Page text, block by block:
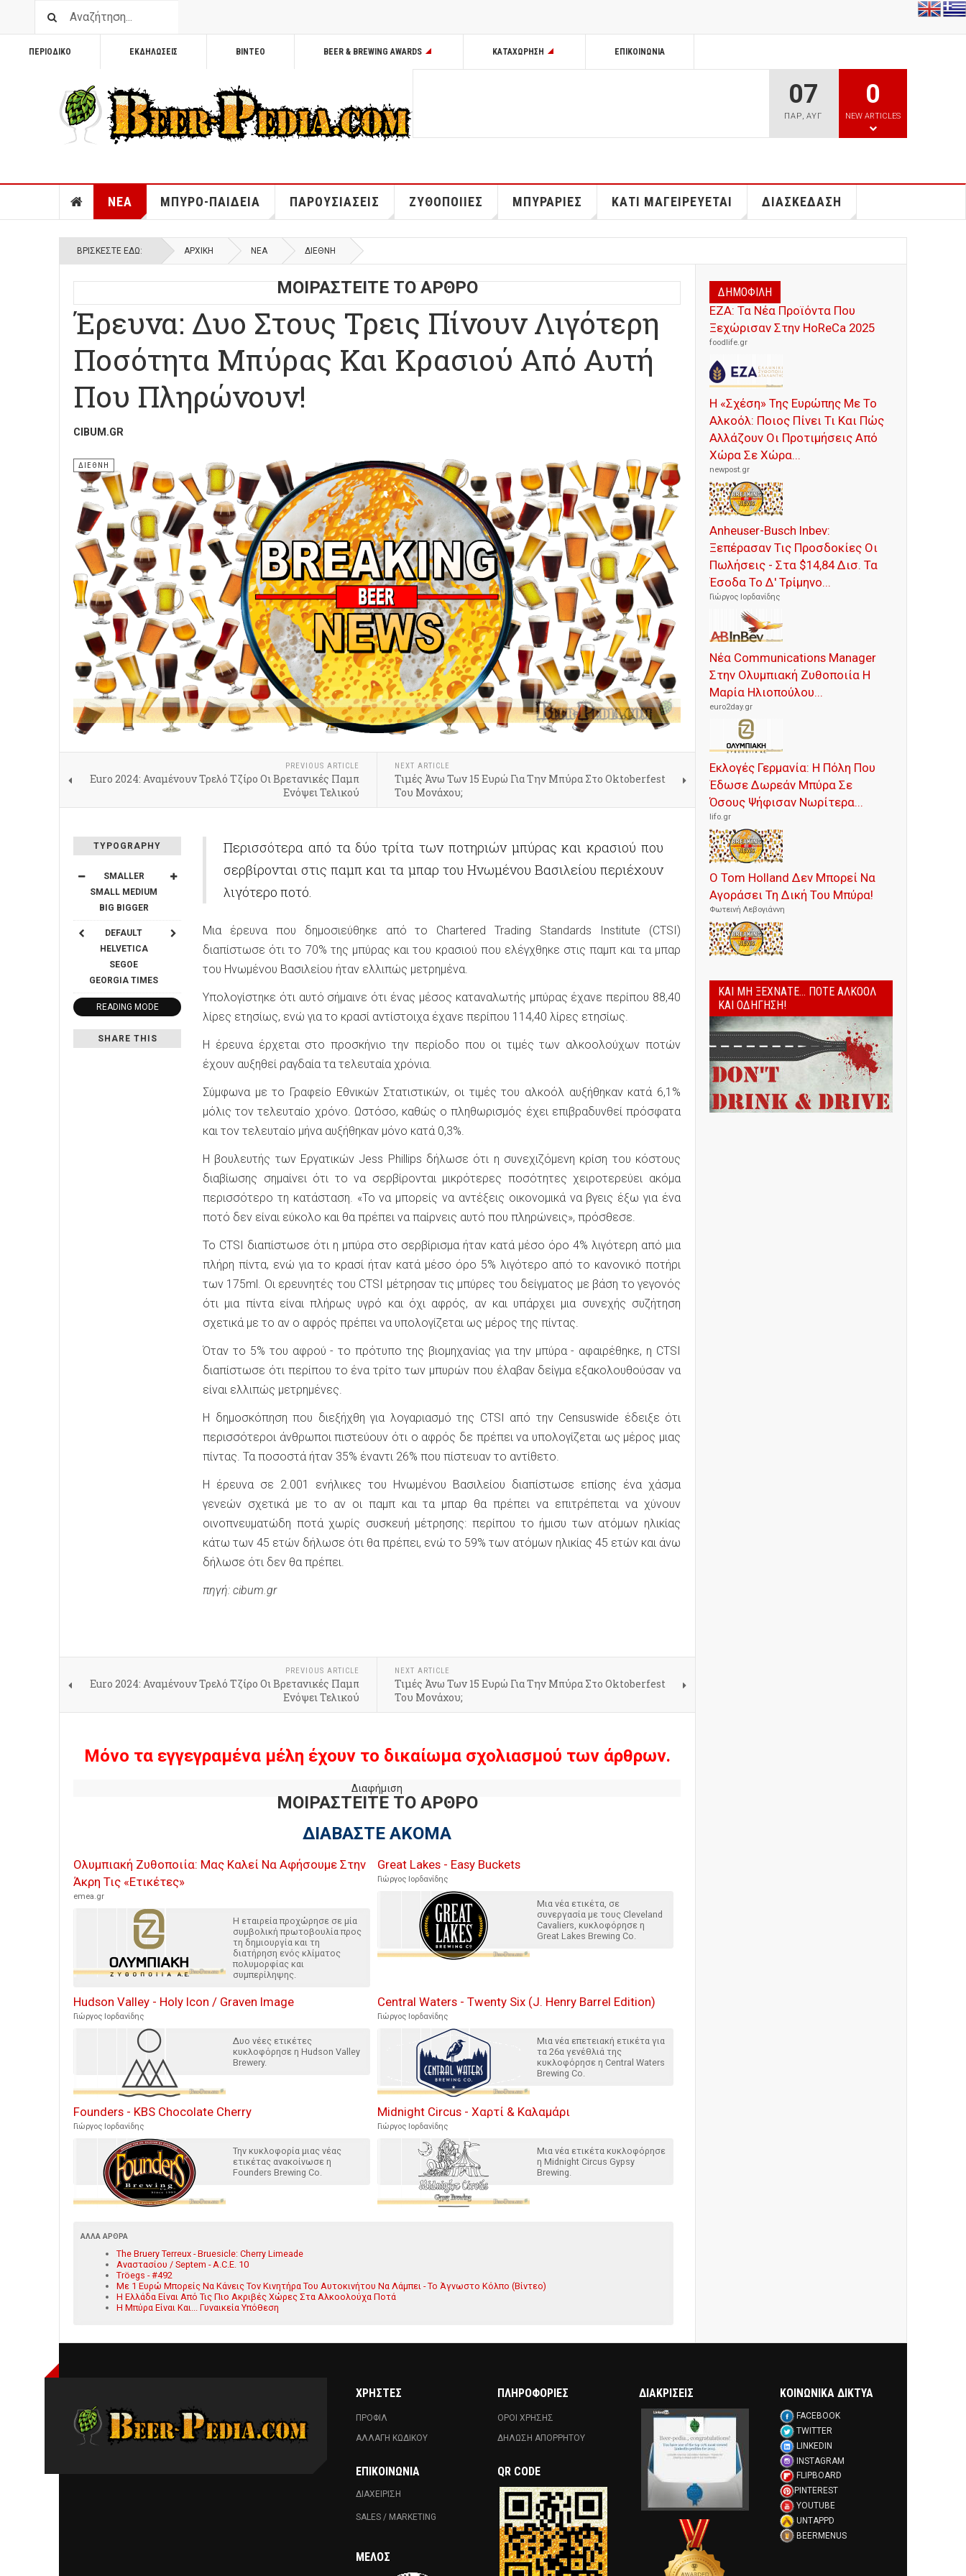
ΠΕΡΙΟΔΙΚΟ ΕΚΔΗΛΩΣΕΙΣ ΒΙΝΤΕΟ BEER & BREWING AWARDS ΚΑΤΑΧΩΡΗΣΗ ΕΠΙΚΟΙΝΩΝΊΑ
07
ΠΑΡ,ΑΥΓ
0
NEW ARTICLES
ΝΕΑ ΜΠΥΡΟ-ΠΑΙΔΕΙΑ ΠΑΡΟΥΣΙΑΣΕΙΣ ΖΥΘΟΠΟΙΙΕΣ ΜΠΥΡΑΡΙΕΣ ΚΑΤΙ ΜΑΓΕΙΡΕΥΕΤΑΙ ΔΙΑΣΚΕΔΑΣΗ
ΒΡΊΣΚΕΣΤΕ ΕΔΏ: ΑΡΧΙΚΉ ΝΕΑ ΔΙΕΘΝΗ
ΜΟΙΡΑΣΤΕΙΤΕ ΤΟ ΑΡΘΡΟ
Έρευνα: Δυο Στους Τρεις Πίνουν Λιγότερη
Ποσότητα Μπύρας Και Κρασιού Από Αυτή
Που Πληρώνουν!
CIBUM.GR
ΔΙΕΘΝΗ
PREVIOUS ARTICLE
Euro 2024: Αναμένουν Τρελό Τζίρο Οι Βρετανικές Παμπ
Ενόψει Τελικού
NEXT ARTICLE
Τιμές Άνω Των 15 Ευρώ Για Την Μπύρα Στο Oktoberfest
Του Μονάχου;
TYPOGRAPHY
SMALLER
SMALL MEDIUM
BIG BIGGER
DEFAULT
HELVETICA
SEGOE
GEORGIA TIMES
READING MODE
SHARE THIS
Περισσότερα από τα δύο τρίτα των ποτηριών μπύρας και κρασιού που
σερβίρονται στις παμπ και τα μπαρ του Ηνωμένου Βασιλείου περιέχουν
λιγότερο ποτό.
Μια έρευνα που δημοσιεύθηκε από το Chartered Trading Standards Institute (CTSI)
διαπίστωσε ότι το 70% της μπύρας και του κρασιού που ελέγχθηκε στις παμπ και τα μπαρ
του Ηνωμένου Βασιλείου ήταν ελλιπώς μετρημένα.
Υπολογίστηκε ότι αυτό σήμαινε ότι ένας μέσος καταναλωτής μπύρας έχανε περίπου 88,40
λίρες ετησίως, ενώ για το κρασί αντίστοιχα έχανε περίπου 114,40 λίρες ετησίως.
Η έρευνα έρχεται στο προσκήνιο την περίοδο που οι τιμές των αλκοολούχων ποτών
έχουν αυξηθεί ραγδαία τα τελευταία χρόνια.
Σύμφωνα με το Γραφείο Εθνικών Στατιστικών, οι τιμές του αλκοόλ αυξήθηκαν κατά 6,1%
μόλις τον τελευταίο χρόνο. Ωστόσο, καθώς ο πληθωρισμός έχει επιβραδυνθεί πρόσφατα
και τον τελευταίο μήνα αυξήθηκαν μόνο κατά 0,3%.
Η βουλευτής των Εργατικών Jess Phillips δήλωσε ότι η συνεχιζόμενη κρίση του κόστους
διαβίωσης σημαίνει ότι το να σερβίρονται μικρότερες ποσότητες χειροτερεύει ακόμα
περισσότερο τη κατάσταση. «Το να μπορείς να αντέξεις οικονομικά να βγεις έξω για ένα
ποτό δεν είναι εύκολο και θα πρέπει να παίρνεις αυτό που πληρώνεις», πρόσθεσε.
Το CTSI διαπίστωσε ότι η μπύρα στο σερβίρισμα ήταν κατά μέσο όρο 4% λιγότερη από μια
πλήρη πίντα, ενώ για το κρασί ήταν κατά μέσο όρο 5% λιγότερο από το κανονικό ποτήρι
των 175ml. Οι ερευνητές του CTSI μέτρησαν τις μπύρες του δείγματος με βάση το γεγονός
ότι μια πίντα είναι πλήρως υγρό και όχι αφρός, αν και υπάρχει μια συνεχής συζήτηση
σχετικά με το αν ο αφρός πρέπει να υπολογίζεται ως μέρος της πίντας.
Όταν το 5% του αφρού - το πρότυπο της βιομηχανίας για την μπύρα - αφαιρέθηκε, η CTSI
διαπίστωσε ότι περίπου το ένα τρίτο των μπυρών που έλαβαν δείγμα εξακολουθούσαν να
είναι ελλιπώς μετρημένες.
Η δημοσκόπηση που διεξήχθη για λογαριασμό της CTSI από την Censuswide έδειξε ότι
περισσότεροι άνθρωποι πιστεύουν ότι ο αφρός δε πρέπει να υπολογίζεται ως μέρος μιας
πίντας. Τα ποσοστά ήταν 35% έναντι 26% που πίστευαν το αντίθετο.
Η έρευνα σε 2.001 ενήλικες του Ηνωμένου Βασιλείου διαπίστωσε επίσης ένα χάσμα
γενεών σχετικά με το αν οι παμπ και τα μπαρ θα πρέπει να επιτρέπεται να χύνουν
οινοπνευματώδη ποτά χωρίς συσκευή μέτρησης: περίπου το ήμισυ των ατόμων ηλικίας
κάτω των 45 ετών δήλωσε ότι θα πρέπει, ενώ το 59% των ατόμων ηλικίας 45 ετών και άνω
δήλωσε ότι δεν θα πρέπει.
πηγή: cibum.gr
PREVIOUS ARTICLE
Euro 2024: Αναμένουν Τρελό Τζίρο Οι Βρετανικές Παμπ
Ενόψει Τελικού
NEXT ARTICLE
Τιμές Άνω Των 15 Ευρώ Για Την Μπύρα Στο Oktoberfest
Του Μονάχου;
Μόνο τα εγγεγραμένα μέλη έχουν το δικαίωμα σχολιασμού των άρθρων.
Διαφήμιση
ΜΟΙΡΑΣΤΕΙΤΕ ΤΟ ΑΡΘΡΟ
ΔΙΑΒΑΣΤΕ ΑΚΟΜΑ
Ολυμπιακή Ζυθοποιία: Μας Καλεί Να Αφήσουμε Στην
Άκρη Τις «Ετικέτες»
emea.gr
Η εταιρεία προχώρησε σε μία
συμβολική πρωτοβουλία προς
τη δημιουργία και τη
διατήρηση ενός κλίματος
πολυμορφίας και
συμπερίληψης.
Great Lakes - Easy Buckets
Γιώργος Ιορδανίδης
Μια νέα ετικέτα, σε
συνεργασία με τους Cleveland
Cavaliers, κυκλοφόρησε η
Great Lakes Brewing Co.
Hudson Valley - Holy Icon / Graven Image
Γιώργος Ιορδανίδης
Δυο νέες ετικέτες
κυκλοφόρησε η Hudson Valley
Brewery.
Central Waters - Twenty Six (J. Henry Barrel Edition)
Γιώργος Ιορδανίδης
Μια νέα επετειακή ετικέτα για
τα 26α γενέθλιά της
κυκλοφόρησε η Central Waters
Brewing Co.
Founders - KBS Chocolate Cherry
Γιώργος Ιορδανίδης
Την κυκλοφορία μιας νέας
ετικέτας ανακοίνωσε η
Founders Brewing Co.
Midnight Circus - Χαρτί & Καλαμάρι
Γιώργος Ιορδανίδης
Μια νέα ετικέτα κυκλοφόρησε
η Midnight Circus Gypsy
Brewing.
ΆΛΛΑ ΆΡΘΡΑ
The Bruery Terreux - Bruesicle: Cherry Limeade
Αναστασίου / Septem - A.C.E. 10
Tröegs - #492
Με 1 Ευρώ Μπορείς Να Κάνεις Τον Κινητήρα Του Αυτοκινήτου Να Λάμπει - Το Άγνωστο Κόλπο (Βίντεο)
Η Ελλάδα Είναι Από Τις Πιο Ακριβές Χώρες Στα Αλκοολούχα Ποτά
Η Μπύρα Είναι Και... Γυναικεία Υπόθεση
ΔΗΜΟΦΙΛΗ
ΕΖΑ: Τα Νέα Προϊόντα Που
Ξεχώρισαν Στην HoReCa 2025
foodlife.gr
Η «Σχέση» Της Ευρώπης Με Το
Αλκοόλ: Ποιος Πίνει Τι Και Πώς
Αλλάζουν Οι Προτιμήσεις Από
Χώρα Σε Χώρα...
newpost.gr
Anheuser-Busch Inbev:
Ξεπέρασαν Τις Προσδοκίες Οι
Πωλήσεις - Στα $14,84 Δισ. Τα
Έσοδα Το Δ' Τρίμηνο...
Γιώργος Ιορδανίδης
Νέα Communications Manager
Στην Ολυμπιακή Ζυθοποιία Η
Μαρία Ηλιοπούλου...
euro2day.gr
Εκλογές Γερμανία: Η Πόλη Που
Έδωσε Δωρεάν Μπύρα Σε
Όσους Ψήφισαν Νωρίτερα...
lifo.gr
Ο Tom Holland Δεν Μπορεί Να
Αγοράσει Τη Δική Του Μπύρα!
Φωτεινή Λεβογιάννη
ΚΑΙ ΜΗ ΞΕΧΝΆΤΕ... ΠΟΤΈ ΑΛΚΟΌΛ
ΚΑΙ ΟΔΉΓΗΣΗ!
ΧΡΗΣΤΕΣ
ΠΡΟΦΙΛ
ΑΛΛΑΓΗ ΚΩΔΙΚΟΥ
ΕΠΙΚΟΙΝΩΝΊΑ
ΔΙΑΧΕΙΡΙΣΗ
SALES / MARKETING
ΜΈΛΟΣ
ΠΛΗΡΟΦΟΡΙΕΣ
ΟΡΟΙ ΧΡΗΣΗΣ
ΔΗΛΩΣΗ ΑΠΟΡΡΗΤΟΥ
QR CODE
ΔΙΑΚΡΊΣΕΙΣ ΚΟΙΝΩΝΙΚΑ ΔΙΚΤΥΑ
FACEBOOK
TWITTER
LINKEDIN
INSTAGRAM
FLIPBOARD
PINTEREST
YOUTUBE
UNTAPPD
BEERMENUS